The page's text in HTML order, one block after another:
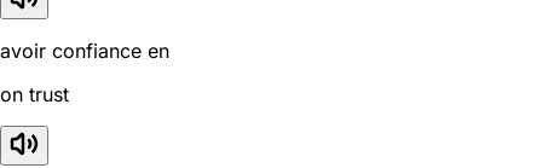
avoir confiance en
on trust